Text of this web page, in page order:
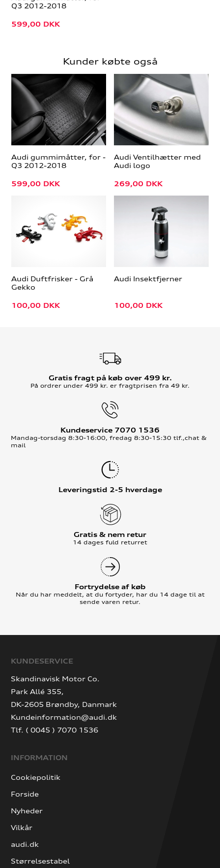
Q3 2012-2018
599,00 DKK
Kunder købte også
Audi gummimåtter, for -
Q3 2012-2018
599,00 DKK
Audi Ventilhætter med
Audi logo
269,00 DKK
Audi Duftfrisker - Grå
Gekko
100,00 DKK
Audi Insektfjerner
100,00 DKK
Gratis fragt på køb over 499 kr.
På ordrer under 499 kr. er fragtprisen fra 49 kr.
Kundeservice 7070 1536
Mandag-torsdag 8:30-16:00, fredag 8:30-15:30 tlf.,chat &
mail
Leveringstid 2-5 hverdage
Gratis & nem retur
14 dages fuld returret
Fortrydelse af køb
Når du har meddelt, at du fortyder, har du 14 dage til at
sende varen retur.
KUNDESERVICE
Skandinavisk Motor Co.
Park Allé 355,
DK-2605 Brøndby, Danmark
Kundeinformation@audi.dk
Tlf. ( 0045 ) 7070 1536
INFORMATION
Cookiepolitik
Forside
Nyheder
Vilkår
audi.dk
Størrelsestabel